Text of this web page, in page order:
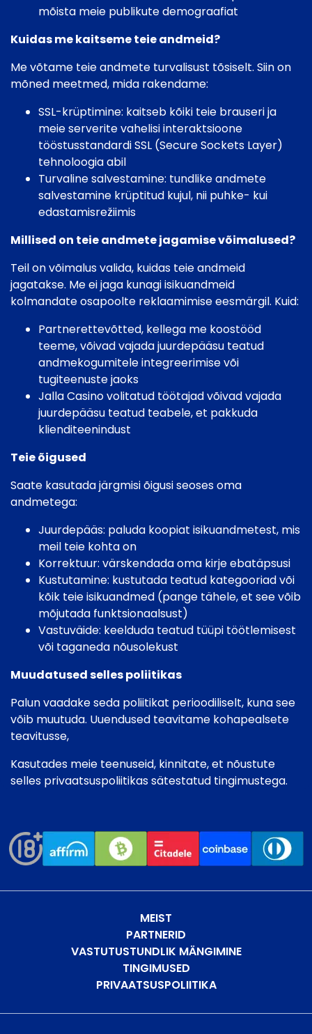
mõista meie publikute demograafiat
Kuidas me kaitseme teie andmeid?
Me võtame teie andmete turvalisust tõsiselt. Siin on
mõned meetmed, mida rakendame:
SSL-krüptimine: kaitseb kõiki teie brauseri ja
meie serverite vahelisi interaktsioone
tööstusstandardi SSL (Secure Sockets Layer)
tehnoloogia abil
Turvaline salvestamine: tundlike andmete
salvestamine krüptitud kujul, nii puhke- kui
edastamisrežiimis
Millised on teie andmete jagamise võimalused?
Teil on võimalus valida, kuidas teie andmeid
jagatakse. Me ei jaga kunagi isikuandmeid
kolmandate osapoolte reklaamimise eesmärgil. Kuid:
Partnerettevõtted, kellega me koostööd
teeme, võivad vajada juurdepääsu teatud
andmekogumitele integreerimise või
tugiteenuste jaoks
Jalla Casino volitatud töötajad võivad vajada
juurdepääsu teatud teabele, et pakkuda
klienditeenindust
Teie õigused
Saate kasutada järgmisi õigusi seoses oma
andmetega:
Juurdepääs: paluda koopiat isikuandmetest, mis
meil teie kohta on
Korrektuur: värskendada oma kirje ebatäpsusi
Kustutamine: kustutada teatud kategooriad või
kõik teie isikuandmed (pange tähele, et see võib
mõjutada funktsionaalsust)
Vastuväide: keelduda teatud tüüpi töötlemisest
või taganeda nõusolekust
Muudatused selles poliitikas
Palun vaadake seda poliitikat perioodiliselt, kuna see
võib muutuda. Uuendused teavitame kohapealsete
teavitusse,
Kasutades meie teenuseid, kinnitate, et nõustute
selles privaatsuspoliitikas sätestatud tingimustega.
MEIST
PARTNERID
VASTUTUSTUNDLIK MÄNGIMINE
TINGIMUSED
PRIVAATSUSPOLIITIKA